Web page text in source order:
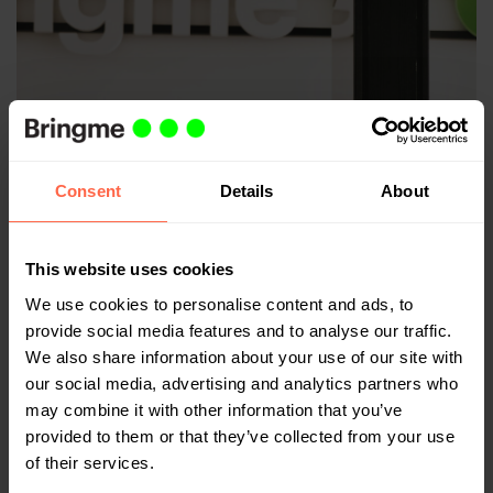
Consent Details About
This website uses cookies
We use cookies to personalise content and ads, to
provide social media features and to analyse our traffic.
We also share information about your use of our site with
our social media, advertising and analytics partners who
may combine it with other information that you’ve
provided to them or that they’ve collected from your use
of their services.